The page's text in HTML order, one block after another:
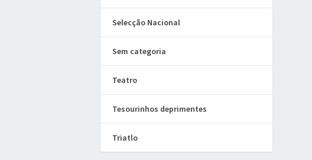
Selecção Nacional
Sem categoria
Teatro
Tesourinhos deprimentes
Triatlo